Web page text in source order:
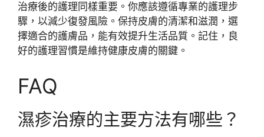
治療後的護理同樣重要。你應該遵循專業的護理步
驟，以減少復發風險。保持皮膚的清潔和滋潤，選
擇適合的護膚品，能有效提升生活品質。記住，良
好的護理習慣是維持健康皮膚的關鍵。
FAQ
濕疹治療的主要方法有哪些？